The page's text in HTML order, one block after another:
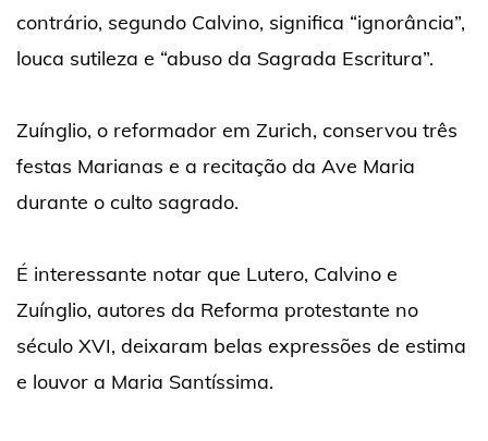
contrário, segundo Calvino, significa “ignorância”,
louca sutileza e “abuso da Sagrada Escritura”.
Zuínglio, o reformador em Zurich, conservou três
festas Marianas e a recitação da Ave Maria
durante o culto sagrado.
É interessante notar que Lutero, Calvino e
Zuínglio, autores da Reforma protestante no
século XVI, deixaram belas expressões de estima
e louvor a Maria Santíssima.